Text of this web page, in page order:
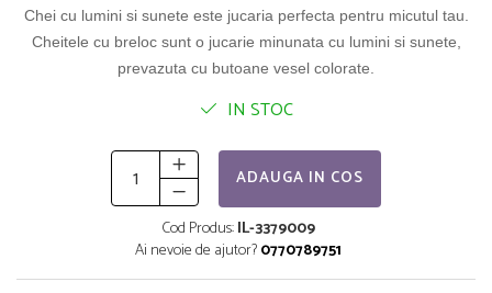
Chei cu lumini si sunete este jucaria perfecta pentru micutul tau.
Cheitele cu breloc sunt o jucarie minunata cu lumini si sunete,
prevazuta cu butoane vesel colorate.
IN STOC
ADAUGA IN COS
Cod Produs:IL-3379009
Ai nevoie de ajutor?0770789751